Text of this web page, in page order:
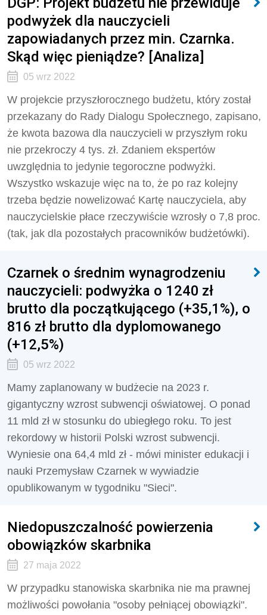
podwyżek dla nauczycieli
zapowiadanych przez min. Czarnka.
Skąd więc pieniądze? [Analiza]
05 wrz 2022
W projekcie przyszłorocznego budżetu, który został
przekazany do Rady Dialogu Społecznego, zapisano,
że kwota bazowa dla nauczycieli w przyszłym roku
nie przekroczy 4 tys. zł. Zdaniem ekspertów
uwzględnia to jedynie tegoroczne podwyżki.
Wszystko wskazuje więc na to, że po raz kolejny
trzeba będzie nowelizować Kartę nauczyciela, aby
nauczycielskie płace rzeczywiście wzrosły o 7,8 proc.
(tak, jak dla pozostałych pracowników budżetówki).
Czarnek o średnim wynagrodzeniu
nauczycieli: podwyżka o 1240 zł
brutto dla początkującego (+35,1%), o
816 zł brutto dla dyplomowanego
(+12,5%)
05 wrz 2022
Mamy zaplanowany w budżecie na 2023 r.
gigantyczny wzrost subwencji oświatowej. O ponad
11 mld zł w stosunku do ubiegłego roku. To jest
rekordowy w historii Polski wzrost subwencji.
Wyniesie ona 64,4 mld zł - mówi minister edukacji i
nauki Przemysław Czarnek w wywiadzie
opublikowanym w tygodniku "Sieci".
Niedopuszczalność powierzenia
obowiązków skarbnika
27 maja 2022
W przypadku stanowiska skarbnika nie ma prawnej
możliwości powołania "osoby pełniącej obowiązki".